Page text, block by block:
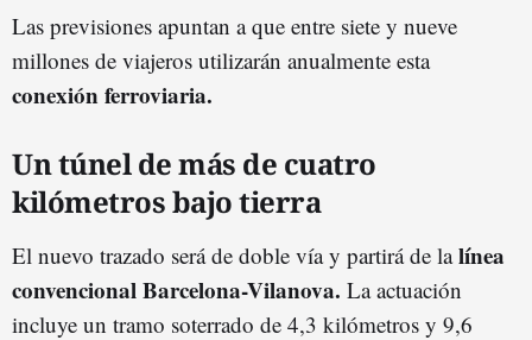
Las previsiones apuntan a que entre siete y nueve
millones de viajeros utilizarán anualmente esta
conexión ferroviaria.
Un túnel de más de cuatro
kilómetros bajo tierra
El nuevo trazado será de doble vía y partirá de lalínea
convencional Barcelona-Vilanova. La actuación
incluye un tramo soterrado de 4,3 kilómetros y 9,6